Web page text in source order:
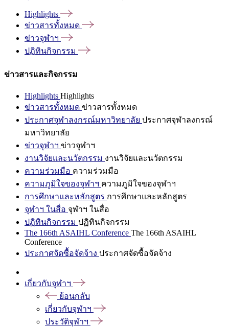
Highlights
ข่าวสารทั้งหมด
ข่าวจุฬาฯ
ปฏิทินกิจกรรม
ข่าวสารและกิจกรรม
Highlights Highlights
ข่าวสารทั้งหมด ข่าวสารทั้งหมด
ประกาศจุฬาลงกรณ์มหาวิทยาลัย ประกาศจุฬาลงกรณ์
มหาวิทยาลัย
ข่าวจุฬาฯ ข่าวจุฬาฯ
งานวิจัยและนวัตกรรม งานวิจัยและนวัตกรรม
ความร่วมมือ ความร่วมมือ
ความภูมิใจของจุฬาฯ ความภูมิใจของจุฬาฯ
การศึกษาและหลักสูตร การศึกษาและหลักสูตร
จุฬาฯ ในสื่อ จุฬาฯ ในสื่อ
ปฏิทินกิจกรรม ปฏิทินกิจกรรม
The 166th ASAIHL Conference The 166th ASAIHL
Conference
ประกาศจัดซื้อจัดจ้าง ประกาศจัดซื้อจัดจ้าง
เกี่ยวกับจุฬาฯ
ย้อนกลับ
เกี่ยวกับจุฬาฯ
ประวัติจุฬาฯ